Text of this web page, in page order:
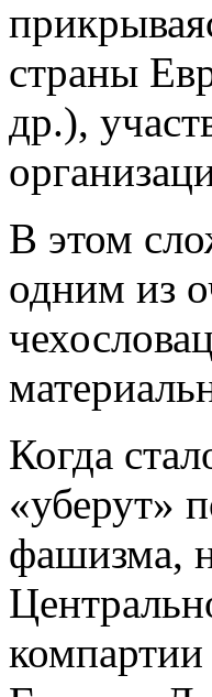
страны
др.),
В этом
одним из
Когда
«уберут»
фашизма,